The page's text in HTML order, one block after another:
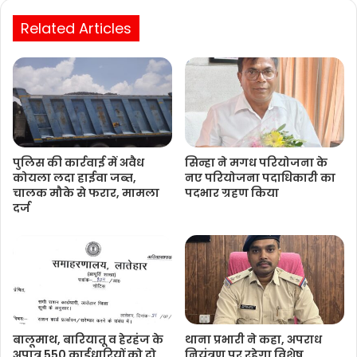
Related Articles
पुलिस की कार्रवाई में अवैध
कोयला लदा हाईवा जब्त,
चालक मौके से फरार, मामला
दर्ज
सिन्हा ने मगध परियोजना के
नए परियोजना पदाधिकारी का
पदभार ग्रहण किया
बालूमाथ, बारियातू व हेरहंज के
थाना प्रभारी ने कहा, अपराध